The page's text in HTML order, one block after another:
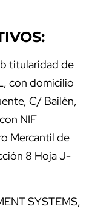
titularidad de
con domicilio
C/ Bailén,
NIF
Mercantil de
8 HojaJ-
SYSTEMS,